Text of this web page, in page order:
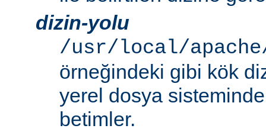
dizin-yolu
/usr/local/
örneğindeki gibi kök
yerel dosya
betimler.